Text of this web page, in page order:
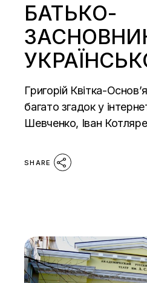
БАТЬКО-
Григорій Квітка-
багато згадок у
Шевченко, Іван Котляре
SHARE